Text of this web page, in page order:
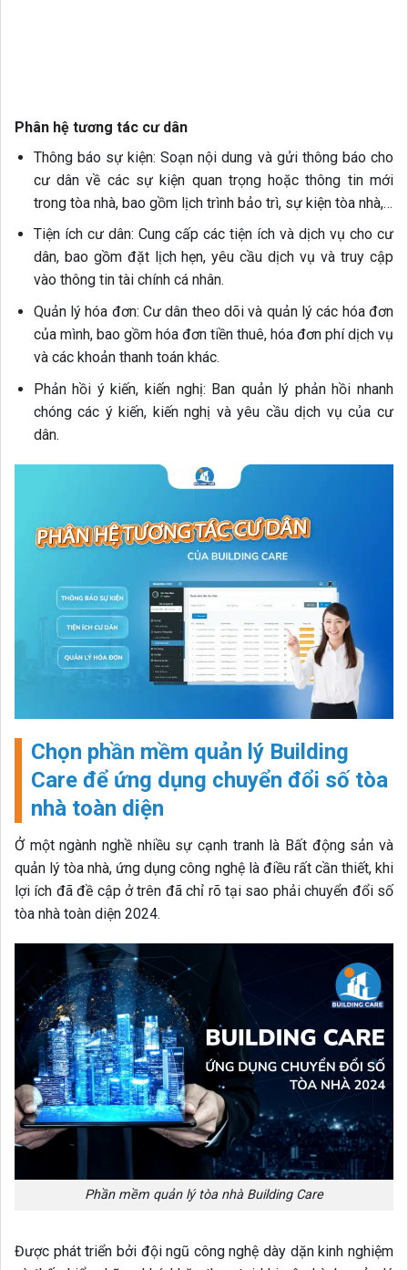
Phân hệ tương tác cư dân
Thông báo sự kiện: Soạn nội dung và gửi thông báo cho
cư dân về các sự kiện quan trọng hoặc thông tin mới
trong tòa nhà, bao gồm lịch trình bảo trì, sự kiện tòa nhà,…
Tiện ích cư dân: Cung cấp các tiện ích và dịch vụ cho cư
dân, bao gồm đặt lịch hẹn, yêu cầu dịch vụ và truy cập
vào thông tin tài chính cá nhân.
Quản lý hóa đơn: Cư dân theo dõi và quản lý các hóa đơn
của mình, bao gồm hóa đơn tiền thuê, hóa đơn phí dịch vụ
và các khoản thanh toán khác.
Phản hồi ý kiến, kiến nghị: Ban quản lý phản hồi nhanh
chóng các ý kiến, kiến nghị và yêu cầu dịch vụ của cư
dân.
Chọn phần mềm quản lý Building
Care để ứng dụng chuyển đổi số tòa
nhà toàn diện
Ở một ngành nghề nhiều sự cạnh tranh là Bất động sản và
quản lý tòa nhà, ứng dụng công nghệ là điều rất cần thiết, khi
lợi ích đã đề cập ở trên đã chỉ rõ tại sao phải chuyển đổi số
tòa nhà toàn diện 2024.
Phần mềm quản lý tòa nhà Building Care
Được phát triển bởi đội ngũ công nghệ dày dặn kinh nghiệm